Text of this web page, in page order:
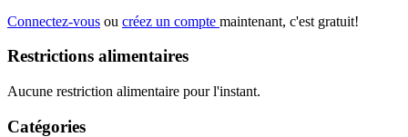
Connectez-vous ou créez un compte maintenant, c'est gratuit!
Restrictions alimentaires
Aucune restriction alimentaire pour l'instant.
Catégories